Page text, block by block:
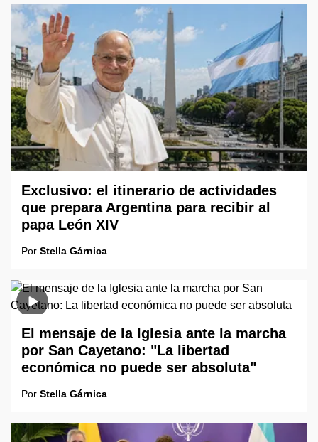
Exclusivo: el itinerario de actividades
que prepara Argentina para recibir al
papa León XIV
Por Stella Gárnica
El mensaje de la Iglesia ante la marcha
por San Cayetano: "La libertad
económica no puede ser absoluta"
Por Stella Gárnica